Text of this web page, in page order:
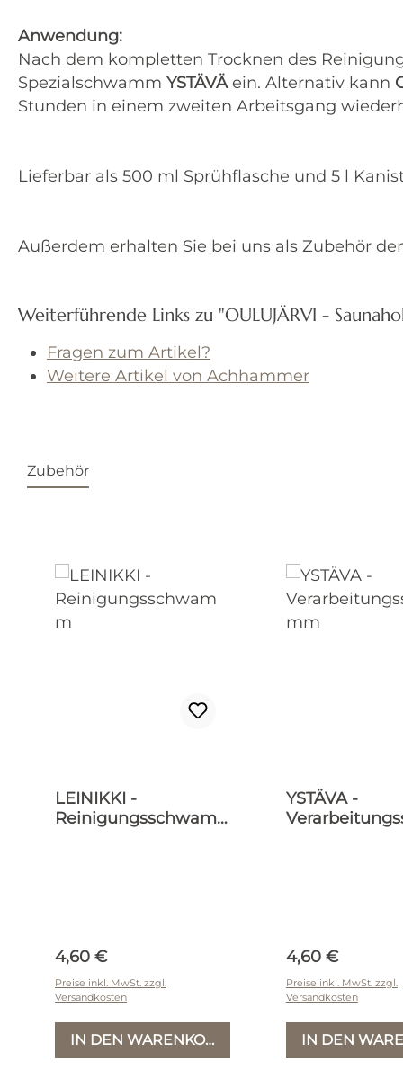
Anwendung:
Nach dem kompletten Trocknen des
Spezialschwamm YSTÄVÄein. Alternativ kann
Stunden in einem zweiten Arbeitsgang
Lieferbar als 500 ml Sprühflasche und 5 l
Außerdem erhalten Sie bei uns als Zubehör
Weiterführende Links zu "OULUJÄRVI -
Fragen zum Artikel?
Weitere Artikel von Achhammer
Zubehör
LEINIKKI -
Reinigungsschwam
Regulärer Preis:
4,60 €
Preise inkl. MwSt. zzgl.
Versandkosten
IN DEN WARENKORB
YSTÄVA -
Regulärer Preis:
4,60 €
Preise inkl. MwSt. zzgl.
Versandkosten
IN DEN